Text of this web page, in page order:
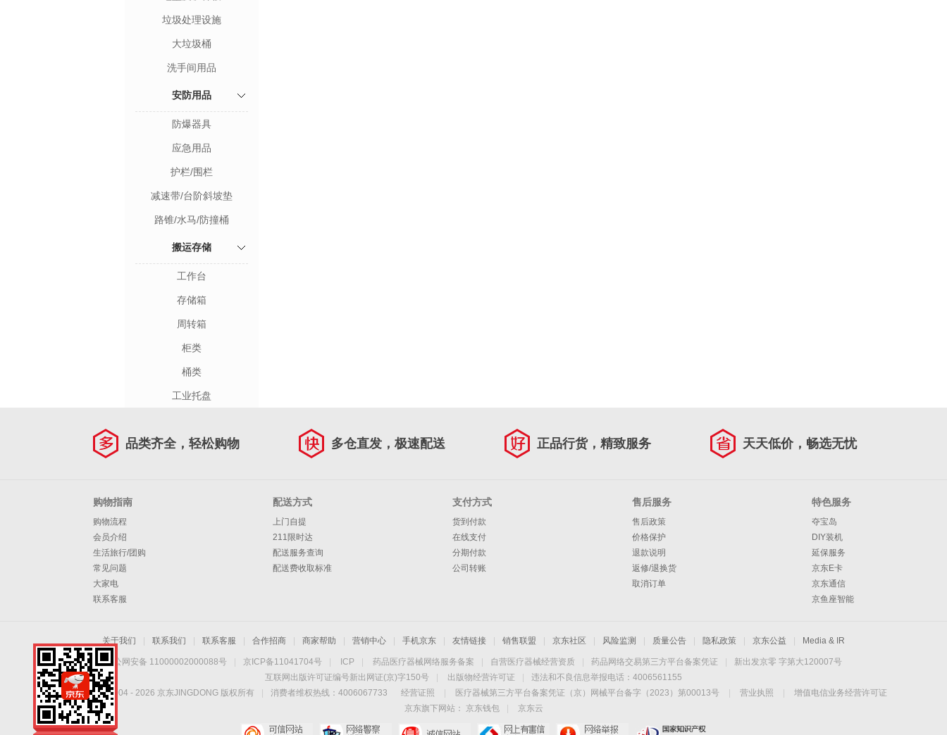
垃圾处理设施
大垃圾桶
洗手间用品
安防用品
防爆器具
应急用品
护栏/围栏
减速带/台阶斜坡垫
路锥/水马/防撞桶
搬运存储
工作台
存储箱
周转箱
柜类
桶类
工业托盘
品类齐全，轻松购物 多仓直发，极速配送 正品行货，精致服务 天天低价，畅选无忧
购物指南
购物流程
会员介绍
生活旅行/团购
常见问题
大家电
联系客服
配送方式
上门自提
211限时达
配送服务查询
配送费收取标准
支付方式
货到付款
在线支付
分期付款
公司转账
售后服务
售后政策
价格保护
退款说明
返修/退换货
取消订单
特色服务
夺宝岛
DIY装机
延保服务
京东E卡
京东通信
京鱼座智能
关于我们 联系我们 联系客服 合作招商 商家帮助 营销中心 手机京东 友情链接 销售联盟 京东社区 风险监测 质量公告 隐私政策 京东公益 Media & IR
京公网安备 11000002000088号 京ICP备11041704号 ICP 药品医疗器械网络服务备案 自营医疗器械经营资质 药品网络交易第三方平台备案凭证
新出发京零 字第大120007号
互联网出版许可证编号新出网证(京)字150号
出版物经营许可证
违法和不良信息举报电话：4006561155
Copyright © 2004 - 2026 京东JINGDONG 版权所有 消费者维权热线：4006067733 经营证照 医疗器械第三方平台备案凭证（京）网械平台备字（2023）第00013号 营业执照
增值电信业务经营许可证
京东旗下网站：
京东钱包
京东云
手机扫一扫，劲爆优
惠触手可得！